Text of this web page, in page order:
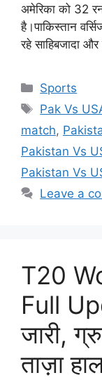
अमेरिका को 32
है।पाकिस्तान
रहे साहिबजादा
Categories
Sports
Tags
Pak Vs
match,
Pakistan Vs
Pakistan Vs
Leave a
T20
Full
जारी,
ताज़ा